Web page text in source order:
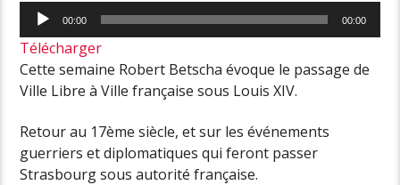
Lecteur
audio
00:00 00:00
Télécharger
Cette semaine Robert Betscha évoque le passage de
Ville Libre à Ville française sous Louis XIV.
Retour au 17ème siècle, et sur les événements
guerriers et diplomatiques qui feront passer
Strasbourg sous autorité française.